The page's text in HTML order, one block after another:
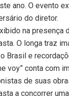
ano. O evento
do diretor.
na presença
O longa traz
Brasil e
voy” conta com
de suas
a concorrer